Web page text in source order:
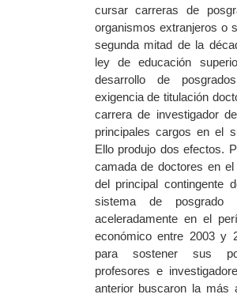
cursar carreras de
organismos extranjeros o
segunda mitad de la
ley de educación
desarrollo de
exigencia de titulación
carrera de investigador
principales cargos en el
Ello produjo dos efectos.
camada de doctores en
del principal contingente
sistema de posgrado
aceleradamente en el
económico entre 2003 y
para sostener sus
profesores e
anterior buscaron la más